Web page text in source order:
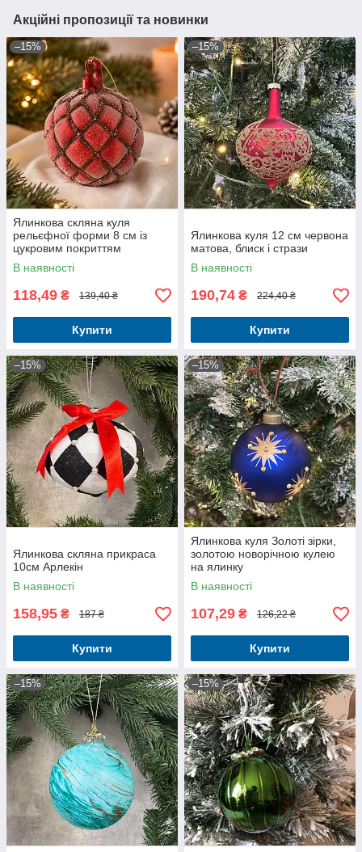
Акційні пропозиції та новинки
–15%
Ялинкова скляна куля
рельєфної форми 8 см із
цукровим покриттям
червоний
В наявності
118,49 ₴ 139,40 ₴
Купити
–15%
Ялинкова куля 12 см червона
матова, блиск і стрази
В наявності
190,74 ₴ 224,40 ₴
Купити
–15%
Ялинкова скляна прикраса
10см Арлекін
В наявності
158,95 ₴ 187 ₴
Купити
–15%
Ялинкова куля Золоті зірки,
золотою новорічною кулею
на ялинку
В наявності
107,29 ₴ 126,22 ₴
Купити
–15% –15%